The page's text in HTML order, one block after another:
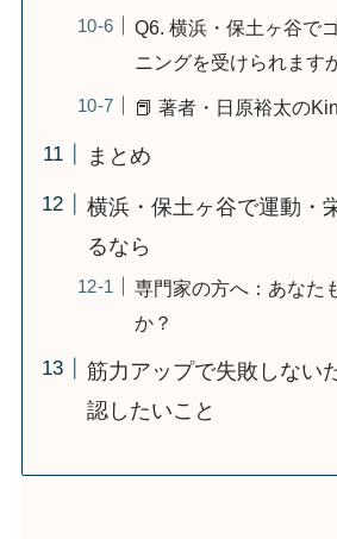
Q6. 横浜・保土ヶ谷で
ニングを受けられます
📕 著者・日原裕太の
まとめ
横浜・保土ヶ谷で運動・
るなら
専門家の方へ：あなた
か？
筋力アップで失敗しない
認したいこと